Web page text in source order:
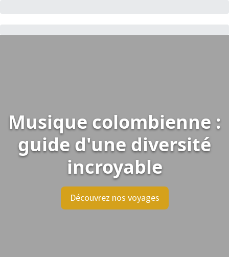
Musique colombienne :
guide d'une diversité
incroyable
Découvrez nos voyages